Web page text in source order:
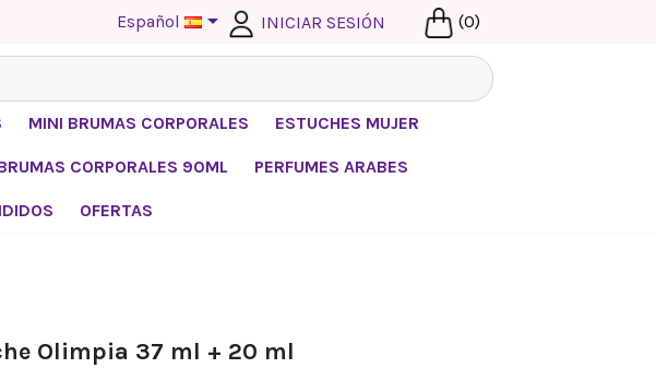
Español  INICIAR SESIÓN (0)
MINI BRUMAS CORPORALES ESTUCHES MUJER
CORPORALES 90ML PERFUMES ARABES
OFERTAS
Olimpia 37 ml + 20 ml